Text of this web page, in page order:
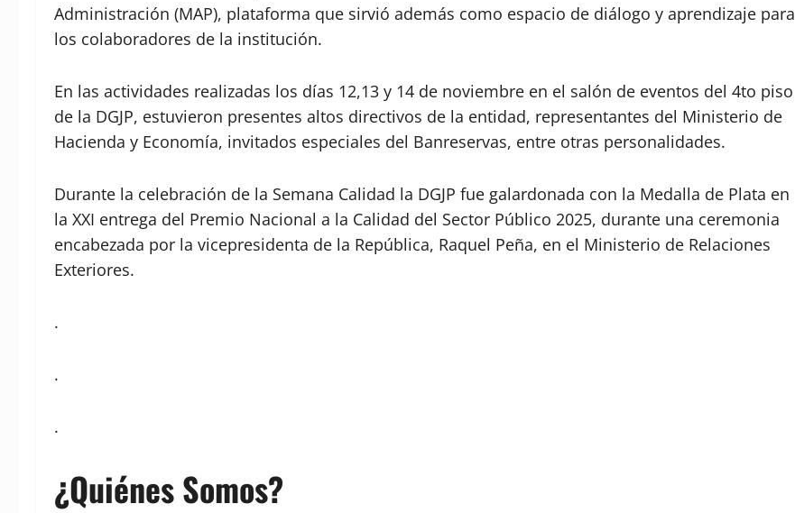
Administración (MAP), plataforma que sirvió además como espacio de diálogo y aprendizaje para
los colaboradores de la institución.
En las actividades realizadas los días 12,13 y 14 de noviembre en el salón de eventos del 4to piso
de la DGJP, estuvieron presentes altos directivos de la entidad, representantes del Ministerio de
Hacienda y Economía, invitados especiales del Banreservas, entre otras personalidades.
Durante la celebración de la Semana Calidad la DGJP fue galardonada con la Medalla de Plata en
la XXI entrega del Premio Nacional a la Calidad del Sector Público 2025, durante una ceremonia
encabezada por la vicepresidenta de la República, Raquel Peña, en el Ministerio de Relaciones
Exteriores.
.
.
.
¿Quiénes Somos?